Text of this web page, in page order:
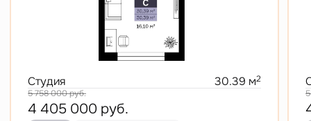
Студия 30.39 м2
5 758 000руб.
4 405 000 руб.